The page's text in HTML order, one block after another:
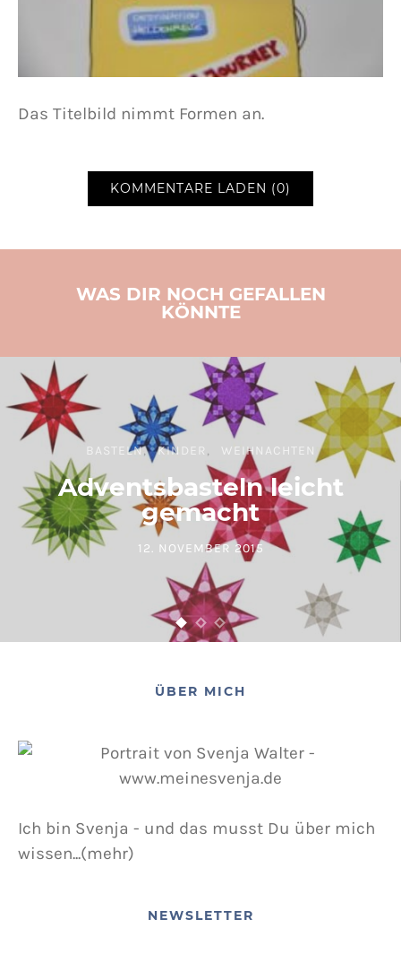
Das Titelbild nimmt Formen an.
KOMMENTARE LADEN (0)
WAS DIR NOCH GEFALLEN
KÖNNTE
BASTELN KINDER WEIHNACHTEN
Adventsbasteln leicht
gemacht
POSTED ON
12. NOVEMBER 2015
ÜBER MICH
Ich bin Svenja - und das musst Du über mich
wissen...(mehr)
NEWSLETTER